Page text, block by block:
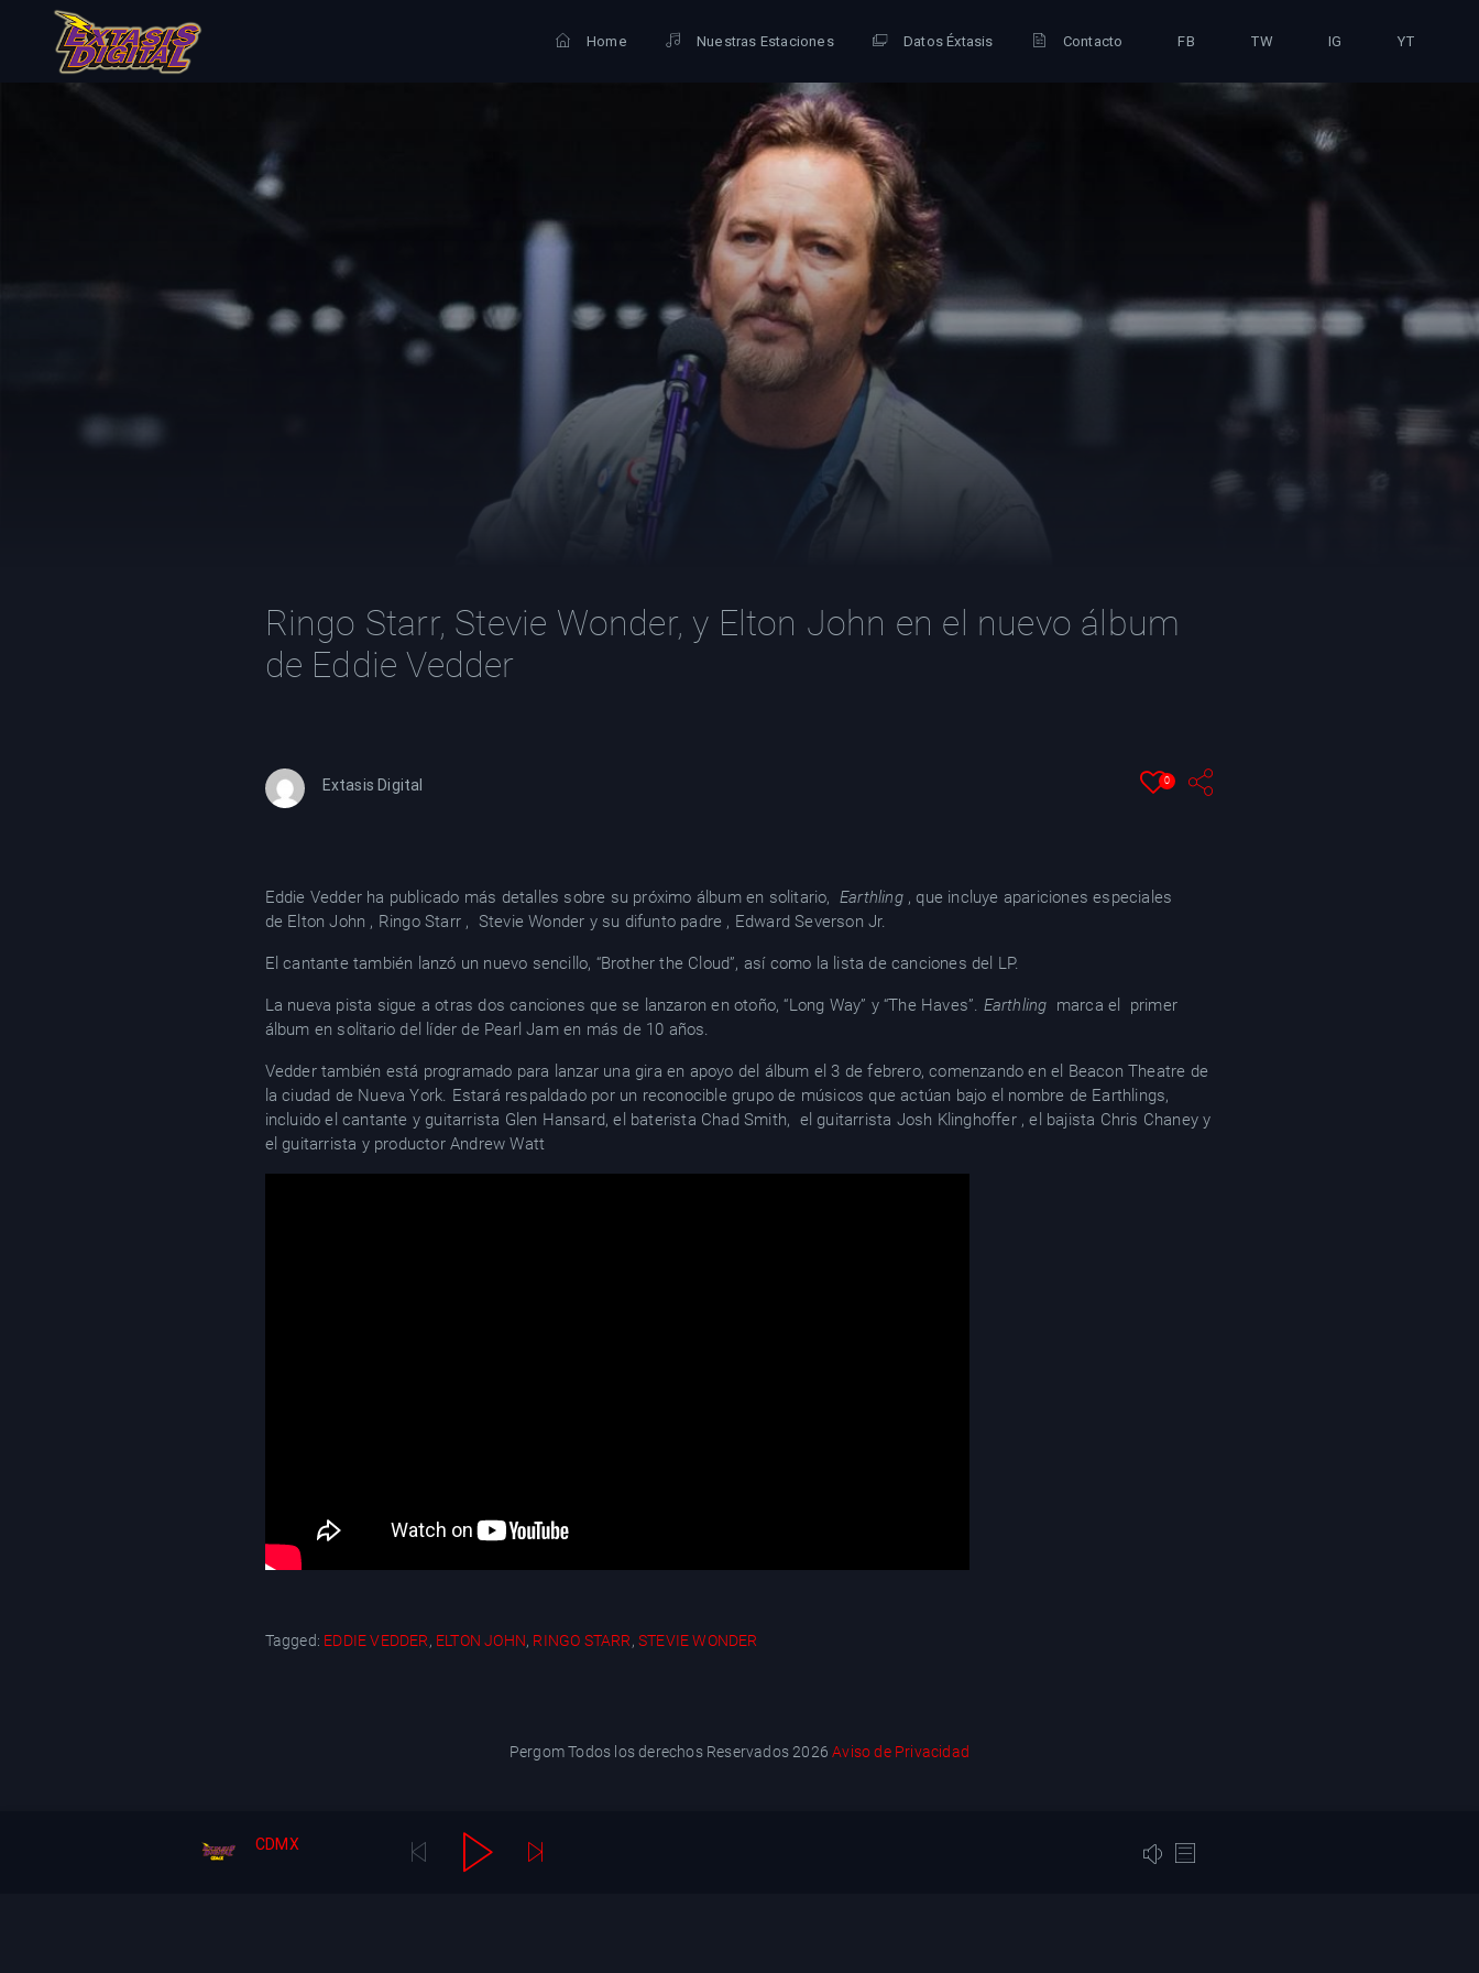
Home Nuestras Estaciones Datos Éxtasis Contacto FB TW IG YT
CDMX
Ringo Starr, Stevie Wonder, y Elton John en el nuevo álbum
de Eddie Vedder
Extasis Digital 0
Eddie Vedder ha publicado más detalles sobre su próximo álbum en solitario,Earthling, que incluye apariciones especiales
de Elton John , Ringo Starr , Stevie Wonder y su difunto padre , Edward Severson Jr.
El cantante también lanzó un nuevo sencillo, “Brother the Cloud”, así como la lista de canciones del LP.
La nueva pista sigue a otras dos canciones que se lanzaron en otoño, “Long Way” y “The Haves”. Earthling marca el primer
álbum en solitario del líder de Pearl Jam en más de 10 años.
Vedder también está programado para lanzar una gira en apoyo del álbum el 3 de febrero, comenzando en el Beacon Theatre de
la ciudad de Nueva York. Estará respaldado por un reconocible grupo de músicos que actúan bajo el nombre de Earthlings,
incluido el cantante y guitarrista Glen Hansard, el baterista Chad Smith, el guitarrista Josh Klinghoffer , el bajista Chris Chaney y
el guitarrista y productor Andrew Watt
Tagged: EDDIE VEDDER, ELTON JOHN, RINGO STARR,STEVIE WONDER
Pergom Todos los derechos Reservados 2026Aviso de Privacidad